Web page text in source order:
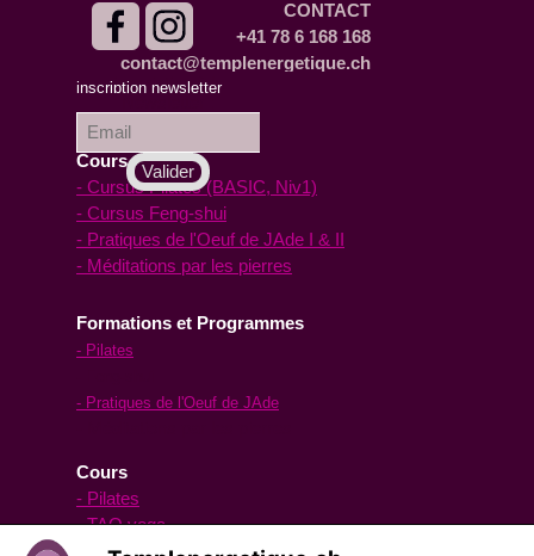
inscription à la
Cours
- Pilates
- TAO yoga
- Oeuf de Jade
inscription newsletter
CONTACT
+41 78 6 168 168
contact@templenergetique.ch
Cours en ligne
- Cursus Pilates (BASIC, Niv1)
- Cursus Feng-shui
- Pratiques de l'Oeuf de JAde I & II
- Méditations par les pierres
Formations et Programmes
- Pilates
- Pratiques de l'Oeuf de JAde